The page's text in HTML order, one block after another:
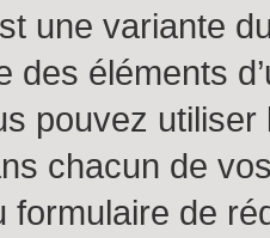
une variante
des éléments
pouvez
chacun de
formulaire de